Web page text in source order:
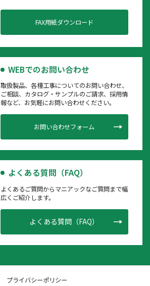
FAX用紙ダウンロード
WEBでのお問い合わせ
取扱製品、各種工事についてのお問い合わせ、
ご相談、カタログ・サンプルのご請求、採用情
報など、お気軽にお問い合わせください。
お問い合わせフォーム
よくある質問（FAQ）
よくあるご質問からマニアックなご質問まで幅
広くご紹介します。
よくある質問（FAQ）
プライバシーポリシー